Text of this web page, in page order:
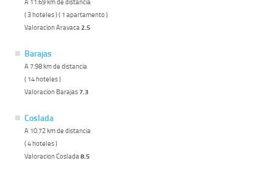
( 3 hoteles ) ( 1 apartamento )
Valoracion Aravaca 2.5
Barajas
A 7.98 km de distancia
( 14 hoteles )
Valoracion Barajas7.3
Coslada
A 10.72 km de distancia
( 4 hoteles )
Valoracion Coslada 8.5